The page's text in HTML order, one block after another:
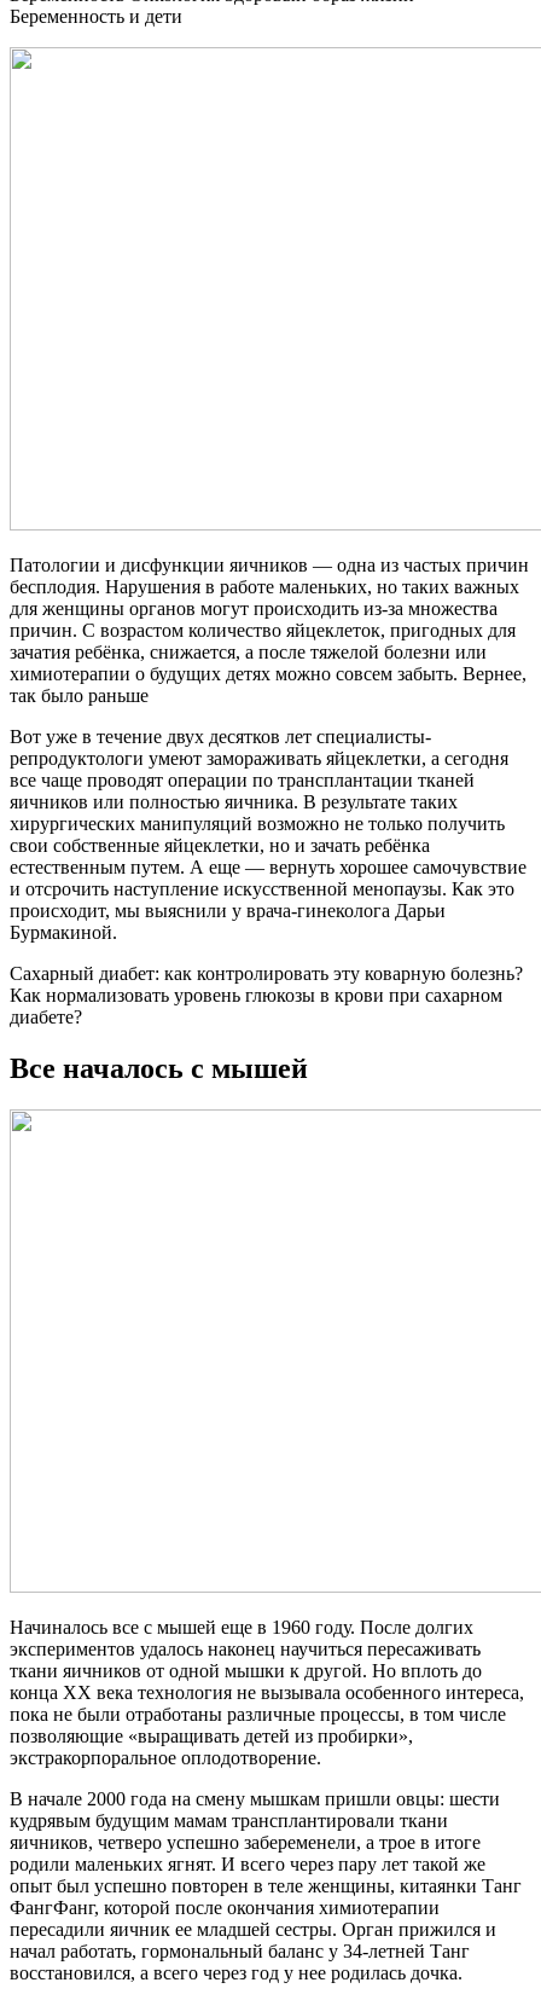
Беременность и дети
Патологии и дисфункции яичников — одна из частых причин
бесплодия. Нарушения в работе маленьких, но таких важных
для женщины органов могут происходить из-за множества
причин. С возрастом количество яйцеклеток, пригодных для
зачатия ребёнка, снижается, а после тяжелой болезни или
химиотерапии о будущих детях можно совсем забыть. Вернее,
так было раньше
Вот уже в течение двух десятков лет специалисты-
репродуктологи умеют замораживать яйцеклетки, а сегодня
все чаще проводят операции по трансплантации тканей
яичников или полностью яичника. В результате таких
хирургических манипуляций возможно не только получить
свои собственные яйцеклетки, но и зачать ребёнка
естественным путем. А еще — вернуть хорошее самочувствие
и отсрочить наступление искусственной менопаузы. Как это
происходит, мы выяснили у врача-гинеколога Дарьи
Бурмакиной.
Сахарный диабет: как контролировать эту коварную болезнь?
Как нормализовать уровень глюкозы в крови при сахарном
диабете?
Все началось с мышей
Начиналось все с мышей еще в 1960 году. После долгих
экспериментов удалось наконец научиться пересаживать
ткани яичников от одной мышки к другой. Но вплоть до
конца ХХ века технология не вызывала особенного интереса,
пока не были отработаны различные процессы, в том числе
позволяющие «выращивать детей из пробирки»,
экстракорпоральное оплодотворение.
В начале 2000 года на смену мышкам пришли овцы: шести
кудрявым будущим мамам трансплантировали ткани
яичников, четверо успешно забеременели, а трое в итоге
родили маленьких ягнят. И всего через пару лет такой же
опыт был успешно повторен в теле женщины, китаянки Танг
ФангФанг, которой после окончания химиотерапии
пересадили яичник ее младшей сестры. Орган прижился и
начал работать, гормональный баланс у 34-летней Танг
восстановился, а всего через год у нее родилась дочка.